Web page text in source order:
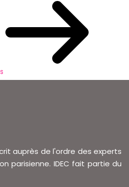
auprès de l'ordre des experts
parisienne. IDEC fait partie du